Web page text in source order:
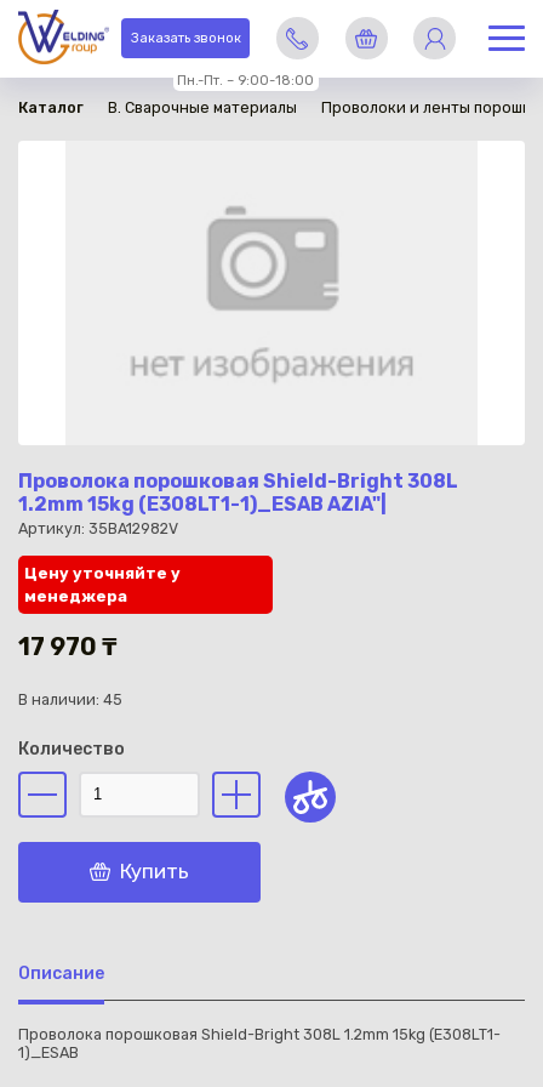
Заказать звонок
Пн.-Пт. – 9:00-18:00
Каталог B. Сварочные материалы Проволоки и ленты
Проволока порошковая Shield-Bright 308L
1.2mm 15kg (E308LT1-1)_ESAB AZIA"|
Артикул: 35BA12982V
в наличии
Цену уточняйте у
менеджера
17 970 ₸
В наличии: 45
Количество
Купить
Описание
Проволока порошковая Shield-Bright 308L 1.2mm 15kg (E308LT1-
1)_ESAB